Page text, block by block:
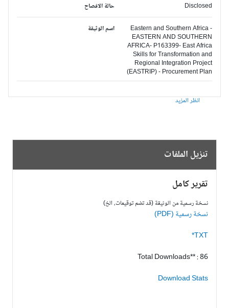
حالة الافصاح Disclosed
اسم الوثيقة
Eastern and Southern Africa -
EASTERN AND SOUTHERN
AFRICA- P163399- East Africa
Skills for Transformation and
Regional Integration Project
(EASTRIP) - Procurement Plan
انظر المزيد
تنزيل الملفات
تقرير كامل
نسخة رسمية من الوثيقة (قد تضم توقيعات، الخ)
نسخة رسمية (PDF)
TXT*
Total Downloads** : 86
Download Stats